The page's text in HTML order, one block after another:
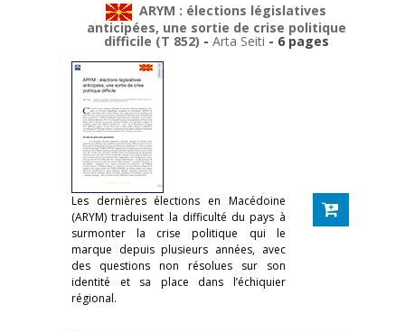
ARYM : élections législatives
anticipées, une sortie de crise politique
difficile (T 852) - Arta Seiti - 6 pages
Les dernières élections en Macédoine
(ARYM) traduisent la difficulté du pays à
surmonter la crise politique qui le
marque depuis plusieurs années, avec
des questions non résolues sur son
identité et sa place dans l’échiquier
régional.